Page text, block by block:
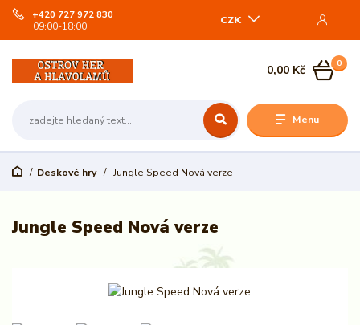
Menu
CZK
+420 727 972 830
09:00-18:00
0
0,00 Kč
Deskové hry Jungle Speed Nová verze
Jungle Speed Nová verze